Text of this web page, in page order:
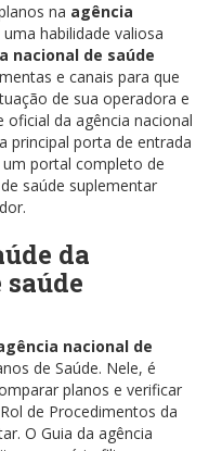
na agência
uma habilidade valiosa
nacional de saúde
e canais para que
de sua operadora e
oficial da agência nacional
principal porta de entrada
portal completo de
saúde suplementar
da
nacional de
de Saúde. Nele, é
planos e verificar
de Procedimentos da
O Guia da agência